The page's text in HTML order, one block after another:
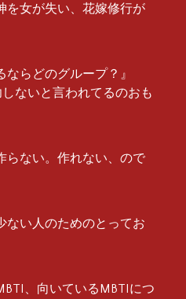
を女が失い、花嫁修行が
ならどのグループ？』
ないと言われてるのおも
らない。作れない、ので
ない人のためのとってお
、向いているMBTIにつ